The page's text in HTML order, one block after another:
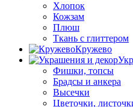
Хлопок
Кожзам
Плюш
Ткань с глиттером
Кружево
Фишки, топсы
Брадсы и анкера
Высечки
Цветочки,